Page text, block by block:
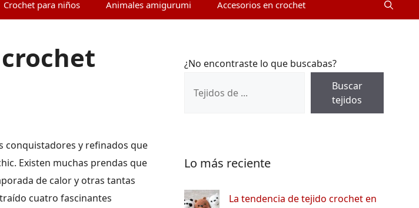
Crochet para niños Animales amigurumi Accesorios en crochet
conquistadores y refinados que
Existen muchas prendas que
de calor y otras tantas
cuatro fascinantes
¿No encontraste lo que buscabas?
Buscar
tejidos
Lo más reciente
La tendencia de tejido crochet en